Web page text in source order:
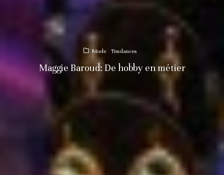
Mode Tendances
Maggie Baroud: De hobby en métier